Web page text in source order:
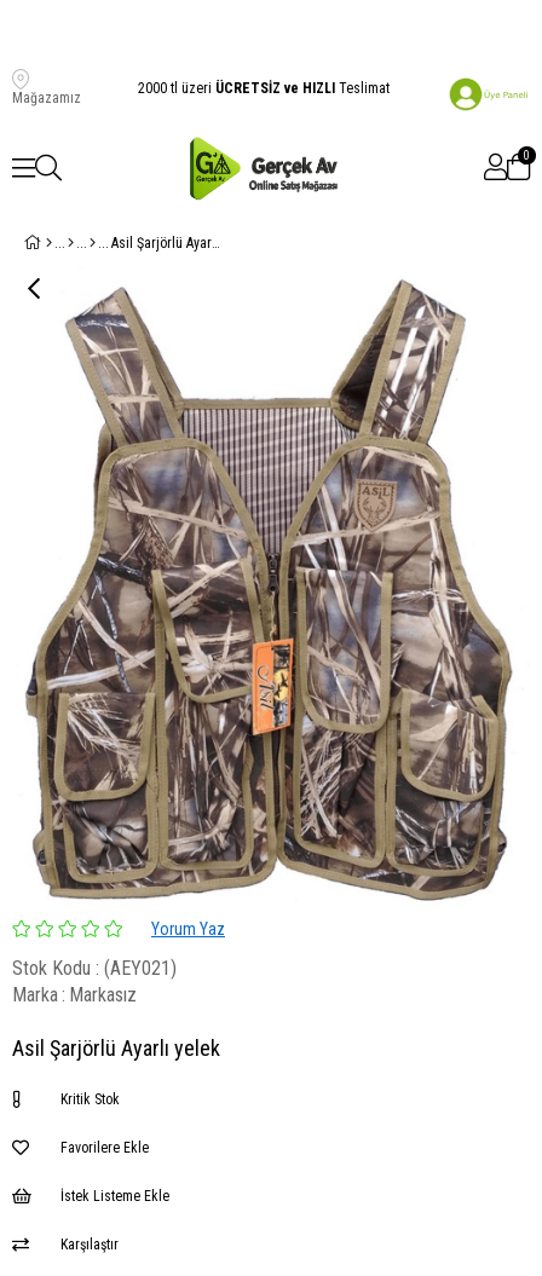
Mağazamız
2000 tl üzeri ÜCRETSİZ ve HIZLI Teslimat
0
Asil Şarjörlü Ayarlı yelek
Yorum Yaz
Stok Kodu
(AEY021)
Marka: Markasız
Asil Şarjörlü Ayarlı yelek
Kritik Stok
Favorilere Ekle
İstek Listeme Ekle
Karşılaştır